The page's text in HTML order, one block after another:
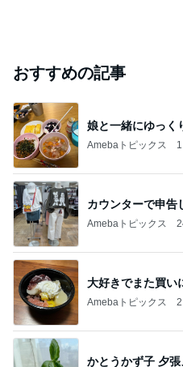
おすすめの記事
娘と一緒にゆっく
Amebaトピックス
カウンターで申告
Amebaトピックス
大好きでまた買い
Amebaトピックス
かとうかず子 夕